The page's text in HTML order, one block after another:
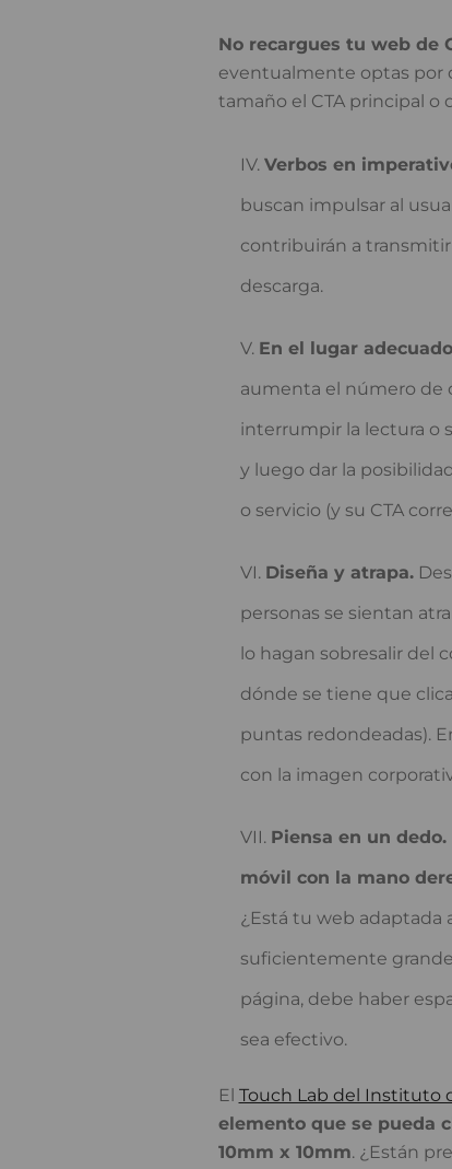
No recargues tu web de
eventualmente optas por
tamaño el CTA principal o
Verbos en
buscan impulsar al
contribuirán a
descarga.
En el lugar adecuado
aumenta el número de
interrumpir la lectura o
y luego dar la
o servicio (y su CTA
Diseña y atrapa.
personas se sientan
lo hagan sobresalir del
dónde se tiene que
puntas redondeadas).
con la imagen
Piensa en un dedo.
móvil con la mano
¿Está tu web adaptada
suficientemente
página, debe haber
sea efectivo.
El Touch Lab del Instituto
elemento que se pueda
10mm x 10mm. ¿Están